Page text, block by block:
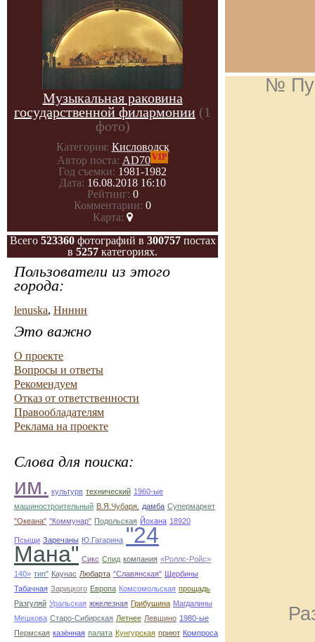
Музыкальная раковина
государственной филармонии (1
фото)
Категория: Кисловодск
Автор поста: AD70VIP
Год съемки: 1981-1982
Дата: 16.08.2018 16:10
Рейтинг: 0
Комментарии: 0
Карта:
Всего 523360фотографий в 300757постах
в 5257 категориях.
Пользователи из этого
города:
lenuska, Ннннн
Это важно
О проекте
Вопросы и ответы
Рекомендуем
Отказ от ответственности
Правообладателям
Реклама на проекте
Слова для поиска:
им. культурв технический 1960-ые
машиностроительный В.Я.Чубаря. дамба Супермаркет
"Океана" "Коммунар" Подольская Йохана 18920
Псыщи Заречаны Ю.Гагарина "24
Мана" Сикс Спид компания «Роллс-Ройс»
140» тип" Каунас Любарта "Славянская" Щербины
Табачная Зарицкого Европа Комсомольская прощадь
Разгуляй Уральская жжелезная Грибушина Магдалины
Мешкова Старо-Сибирская Летнее Левшино 1980-ые
Пермская казённая палата Кунгурская приют Компроса
№